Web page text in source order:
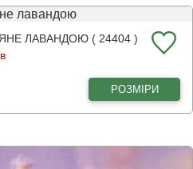
ЛАВАНДОЮ ( 24404 )
РОЗМІРИ